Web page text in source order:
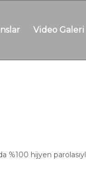
Video Galeri
%100 hijyen